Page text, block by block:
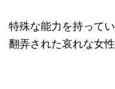
特殊な能力を持って
翻弄された哀れな女